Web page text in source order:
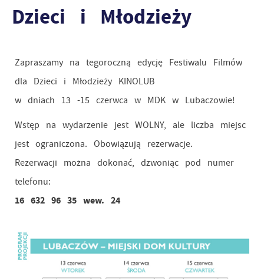
Dzieci i Młodzieży
Zapraszamy na tegoroczną edycję Festiwalu Filmów
dla Dzieci i Młodzieży KINOLUB
w dniach 13 -15 czerwca w MDK w Lubaczowie!
Wstęp na wydarzenie jest WOLNY, ale liczba miejsc
jest ograniczona. Obowiązują rezerwacje.
Rezerwacji można dokonać, dzwoniąc pod numer
telefonu:
16 632 96 35 wew. 24